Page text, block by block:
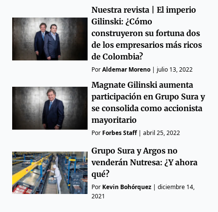
Nuestra revista | El imperio
Gilinski: ¿Cómo
construyeron su fortuna dos
de los empresarios más ricos
de Colombia?
PorAldemar Moreno | julio 13, 2022
Magnate Gilinski aumenta
participación en Grupo Sura y
se consolida como accionista
mayoritario
Por Forbes Staff|abril 25, 2022
Grupo Sura y Argos no
venderán Nutresa: ¿Y ahora
qué?
Por Kevin Bohórquez |diciembre 14,
2021